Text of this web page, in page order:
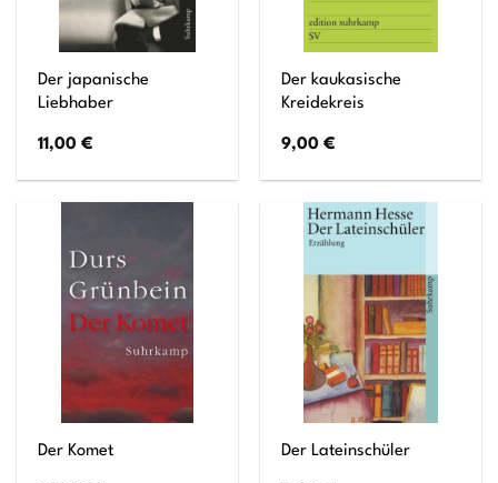
Der japanische
Liebhaber
11,00€
Der kaukasische
Kreidekreis
9,00€
Der Komet Der Lateinschüler